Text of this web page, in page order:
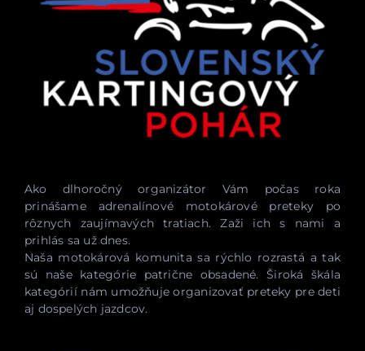
Ako dlhoročný organizátor Vám počas roka
prinášame adrenalínové motokárové preteky po
rôznych zaujímavých tratiach. Zaži ich s nami a
prihlás sa už dnes.
Naša motokárová komunita sa rýchlo rozrastá a tak
sú naše kategórie patrične obsadené. Široká škála
kategórií nám umožňuje organizovať preteky pre deti
aj dospelých jazdcov.